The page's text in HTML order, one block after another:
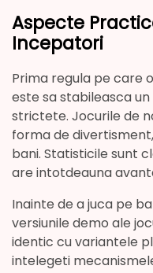
Aspecte
Incepatori
Prima regula pe care
este sa stabileasca
strictete. Jocurile de
forma de
bani. Statisticile sunt
are intotdeauna
Inainte de a juca pe
versiunile demo ale
identic cu variantele
intelegeti